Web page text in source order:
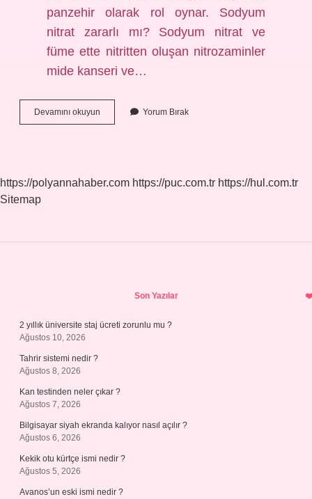
panzehir olarak rol oynar. Sodyum
nitrat zararlı mı? Sodyum nitrat ve
füme ette nitritten oluşan nitrozaminler
mide kanseri ve…
Devamını okuyun
Koruyucu
Yorum Bırak
https://polyannahaber.com https://puc.com.tr https://hul.com.tr
Sitemap
Son Yazılar
2 yıllık üniversite staj ücreti zorunlu mu ?
Ağustos 10, 2026
Tahrir sistemi nedir ?
Ağustos 8, 2026
Kan testinden neler çıkar ?
Ağustos 7, 2026
Bilgisayar siyah ekranda kalıyor nasıl açılır ?
Ağustos 6, 2026
Kekik otu kürtçe ismi nedir ?
Ağustos 5, 2026
Avanos’un eski ismi nedir ?